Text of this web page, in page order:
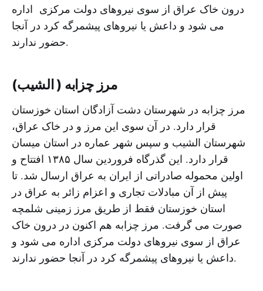
درون خاک عراق از سوی نیروهای دولت مرکزی اداره
می شود و داعش یا نیروهای پیشمرگه کرد در آنجا
حضور ندارند.
مرز چزابه ( الشیب)
مرز چزابه در شهرستان دشت آزادگان استان خوزستان
قرار دارد. در آن سوى این مرز و در خاک عراق،
شهرستان الشیب و سپس شهر عماره در استان میسان
قرار دارد. این گذرگاه فروردین سال ١٣٨۵ افتتاح و
اولین محموله صادراتى از ایران به عراق ارسال شد. تا
پیش از آن مبادلات تجارى و اعزام زائر به عراق در
استان خوزستان فقط از طریق مرز زمینى شلمچه
صورت مى گرفت. مرز چزابه هم اکنون در درون خاک
عراق از سوی نیروهای دولت مرکزی اداره می شود و
داعش یا نیروهای پیشمرگه کرد در آنجا حضور ندارند.